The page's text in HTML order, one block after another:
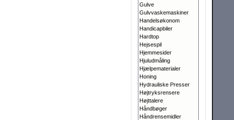
Gulve
Gulvvaskemaskiner
Handelsøkonom
Handicapbiler
Hardtop
Hejsespil
Hjemmesider
Hjuludmåling
Hjælpematerialer
Honing
Hydrauliske Presser
Højtryksrensere
Højttalere
Håndbøger
Håndrensemidler